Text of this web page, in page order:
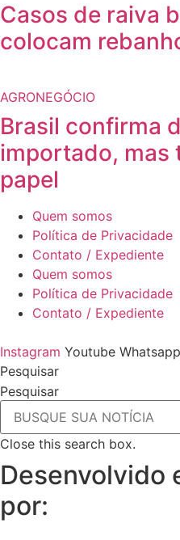
Casos de raiva
colocam
AGRONEGÓCIO
Brasil confirma
importado, mas
papel
Quem somos
Política de Privacidade
Contato / Expediente
Quem somos
Política de Privacidade
Contato / Expediente
Instagram Youtube Whatsapp
Pesquisar
Pesquisar
Close this search box.
Desenvolvido
por: